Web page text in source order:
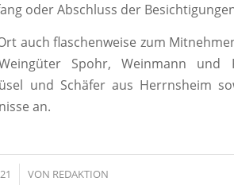
oder Abschluss der
auch flaschenweise zum
Spohr, Weinmann und
und Schäfer aus Herrnsheim
an.
VON REDAKTION